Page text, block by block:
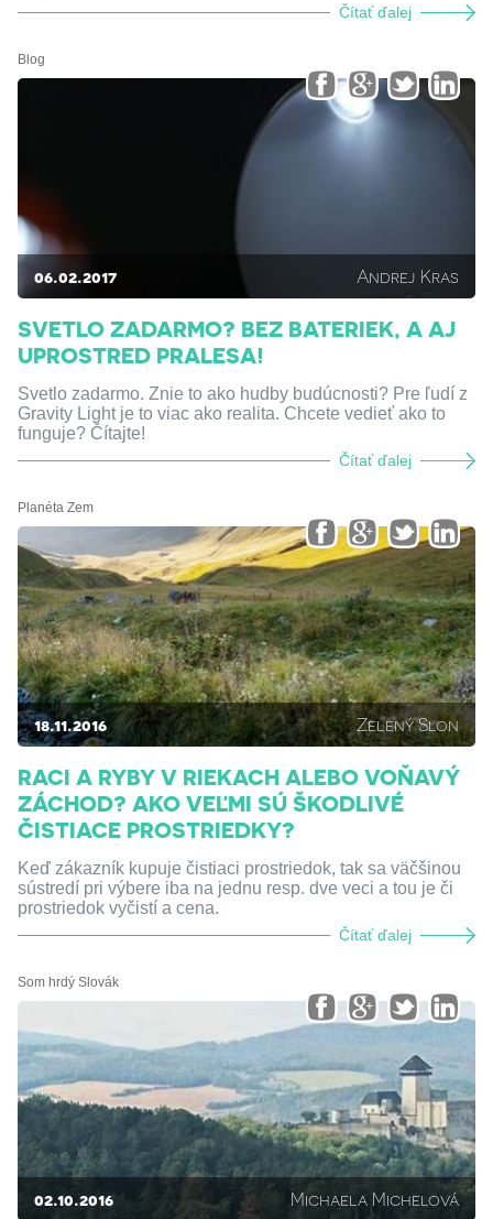
Čítať ďalej
Blog
06.02.2017 Andrej Kras
SVETLO ZADARMO? BEZ BATERIEK, A AJ
UPROSTRED PRALESA!
Svetlo zadarmo. Znie to ako hudby budúcnosti? Pre ľudí z
Gravity Light je to viac ako realita. Chcete vedieť ako to
funguje? Čítajte!
Čítať ďalej
Planéta Zem
18.11.2016 Zelený Slon
RACI A RYBY V RIEKACH ALEBO VOŇAVÝ
ZÁCHOD? AKO VEĽMI SÚ ŠKODLIVÉ
ČISTIACE PROSTRIEDKY?
Keď zákazník kupuje čistiaci prostriedok, tak sa väčšinou
sústredí pri výbere iba na jednu resp. dve veci a tou je či
prostriedok vyčistí a cena.
Čítať ďalej
Som hrdý Slovák
02.10.2016 Michaela Michelová